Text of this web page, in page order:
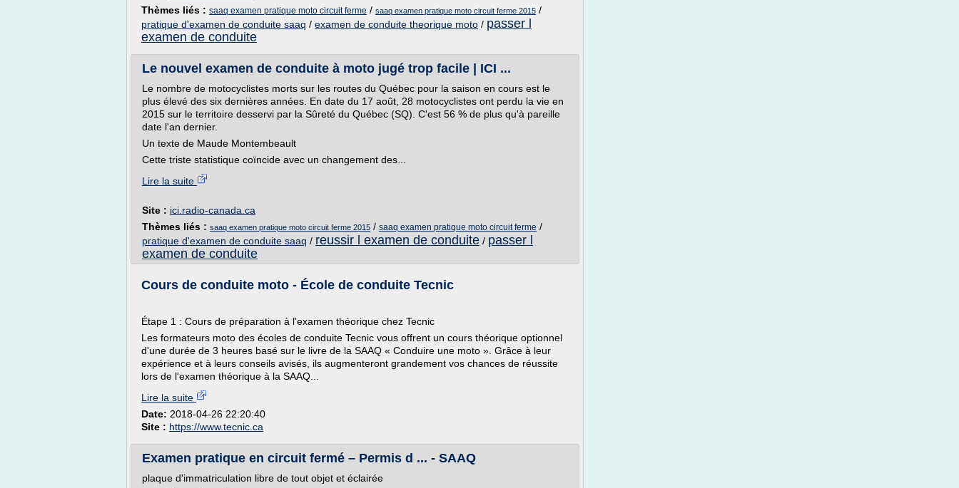
Thèmes liés : saaq examen pratique moto circuit ferme / saaq examen pratique moto circuit ferme 2015 /
pratique d'examen de conduite saaq / examen de conduite theorique moto / passer l
examen de conduite
Le nouvel examen de conduite à moto jugé trop facile | ICI ...
Le nombre de motocyclistes morts sur les routes du Québec pour la saison en cours est le
plus élevé des six dernières années. En date du 17 août, 28 motocyclistes ont perdu la vie en
2015 sur le territoire desservi par la Sûreté du Québec (SQ). C'est 56 % de plus qu'à pareille
date l'an dernier.
Un texte de Maude Montembeault
Cette triste statistique coïncide avec un changement des...
Lire la suite
Site : ici.radio-canada.ca
Thèmes liés : saaq examen pratique moto circuit ferme 2015 / saaq examen pratique moto circuit ferme /
pratique d'examen de conduite saaq / reussir l examen de conduite / passer l
examen de conduite
Cours de conduite moto - École de conduite Tecnic
Étape 1 : Cours de préparation à l'examen théorique chez Tecnic
Les formateurs moto des écoles de conduite Tecnic vous offrent un cours théorique optionnel
d'une durée de 3 heures basé sur le livre de la SAAQ « Conduire une moto ». Grâce à leur
expérience et à leurs conseils avisés, ils augmenteront grandement vos chances de réussite
lors de l'examen théorique à la SAAQ...
Lire la suite
Date: 2018-04-26 22:20:40
Site : https://www.tecnic.ca
Examen pratique en circuit fermé – Permis d ... - SAAQ
plaque d'immatriculation libre de tout objet et éclairée